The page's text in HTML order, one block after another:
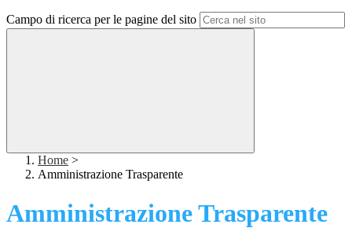
Campo di ricerca per le pagine del sito
Home >
Amministrazione Trasparente
Amministrazione Trasparente